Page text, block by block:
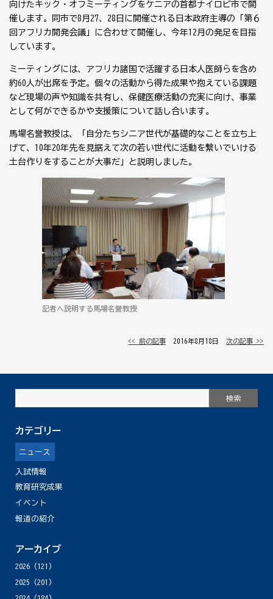
向けたキック・オフミーティングをケニアの首都ナイロビ市で開
催します。同市で8月27、28日に開催される日本政府主導の「第６
回アフリカ開発会議」に合わせて開催し、今年12月の発足を目指
しています。
ミーティングには、アフリカ諸国で活躍する日本人医師らを含め
約60人が出席を予定。個々の活動から得た成果や抱えている課題
など現場の声や知識を共有し、保健医療活動の充実に向け、事業
として何ができるかや支援策について話し合います。
馬場名誉教授は、「自分たちシニア世代が基礎的なことを立ち上
げて、10年20年先を見据えて次の若い世代に活動を繋いでいける
土台作りをすることが大事だ」と説明しました。
記者へ説明する馬場名誉教授
<< 前の記事 │ 2016年8月18日 │次の記事 >>
カテゴリー
ニュース
入試情報
教育研究成果
イベント
報道の紹介
アーカイブ
2026(121)
2025 (201)